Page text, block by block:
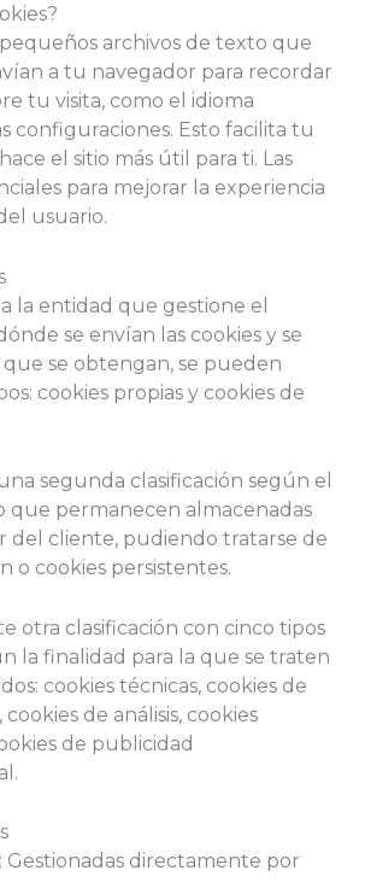
pequeños archivos de texto que
a tu navegador para recordar
tu visita, como el idioma
configuraciones. Esto facilita tu
el sitio más útil para ti. Las
para mejorar la experiencia
usuario.
la entidad que gestione el
se envían las cookies y se
se obtengan, se pueden
cookies propias y cookies de
segunda clasificación según el
que permanecen almacenadas
del cliente, pudiendo tratarse de
o cookies persistentes.
otra clasificación con cinco tipos
la finalidad para la que se traten
cookies técnicas, cookies de
de análisis, cookies
de publicidad
Gestionadas directamente por